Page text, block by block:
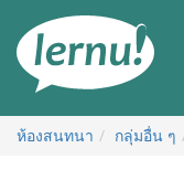
สารบัญ
ห้องสนทนา กลุ่มอื่น ๆ